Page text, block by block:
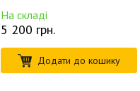
На складі
5 200 грн.
Додати до кошику